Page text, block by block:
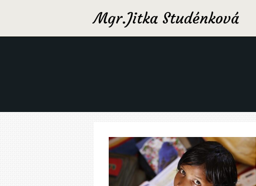
Mgr.Jitka Studénková